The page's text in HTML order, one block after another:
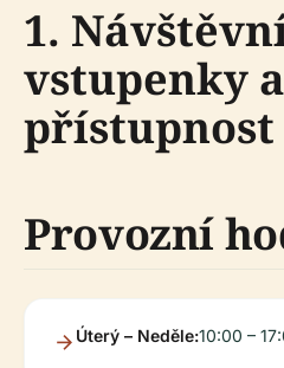
1.
vstupenky a
přístupnost
Provozní
Úterý – Neděle:10:00 –